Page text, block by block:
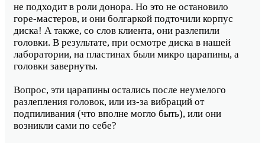
не подходит в роли донора. Но это не остановило
горе-мастеров, и они болгаркой подточили корпус
диска! А также, со слов клиента, они разлепили
головки. В результате, при осмотре диска в нашей
лаборатории, на пластинах были микро царапины, а
головки завернуты.
Вопрос, эти царапины остались после неумелого
разлепления головок, или из-за вибраций от
подпиливания (что вполне могло быть), или они
возникли сами по себе?